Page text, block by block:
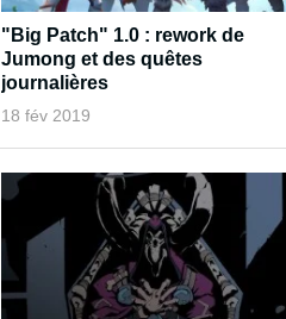
"Big Patch" 1.0 : rework de
Jumong et des quêtes
journalières
18 fév 2019